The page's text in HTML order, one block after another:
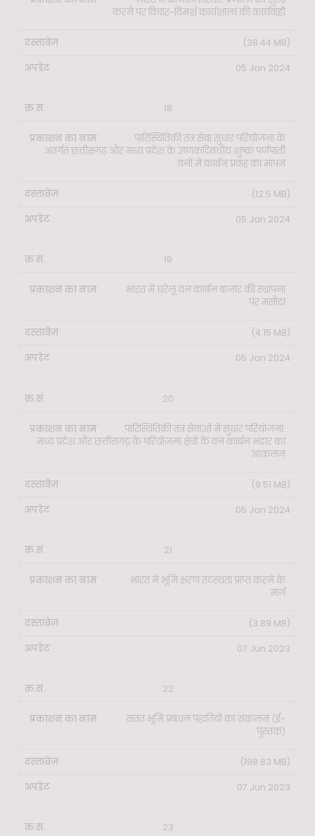
करने पर विचार-विमर्श कार्यशाला की कार्यवाही
(38.44 MB)
05 Jan 2024
18
पारिस्थितिकी तंत्र सेवा सुधार परियोजना के
अंतर्गत छत्तीसगढ़ और मध्य प्रदेश के उष्णकटिबंधीय शुष्क पर्णपाती
वनों में कार्बन प्रवाह का मापन
(12.5 MB)
05 Jan 2024
19
भारत में घरेलू वन कार्बन बाजार की स्थापना
पर मसौदा
(4.15 MB)
05 Jan 2024
20
पारिस्थितिकी तंत्र सेवाओं में सुधार परियोजना:
मध्य प्रदेश और छत्तीसगढ़ के परियोजना क्षेत्रों के वन कार्बन भंडार का
आकलन
(9.51 MB)
05 Jan 2024
21
भारत में भूमि क्षरण तटस्थता प्राप्त करने के
मार्ग
(3.89 MB)
07 Jun 2023
22
सतत भूमि प्रबंधन पद्धतियों का संकलन (ई-
पुस्तक)
(198.83 MB)
07 Jun 2023
23